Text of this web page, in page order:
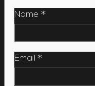
Name *
Email *